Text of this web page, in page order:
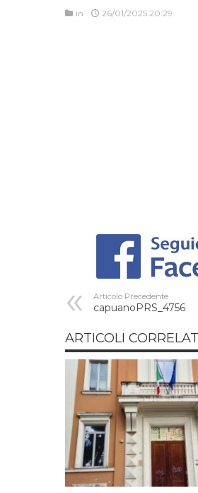
in 26/01/2025 20:29
Articolo Precedente
capuanoPRS_4756
ARTICOLI